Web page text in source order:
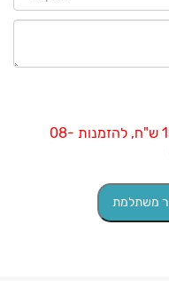
שים לב! מינימום הזמנה 1500 ש"ח, להזמנות 08-